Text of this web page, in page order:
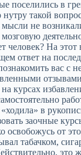
поселились в
нутру такой
не
человек? На
ответ на
вас с
отзывами
курсах
«ходила» в
заочные
освобожусь от
табачком,
это